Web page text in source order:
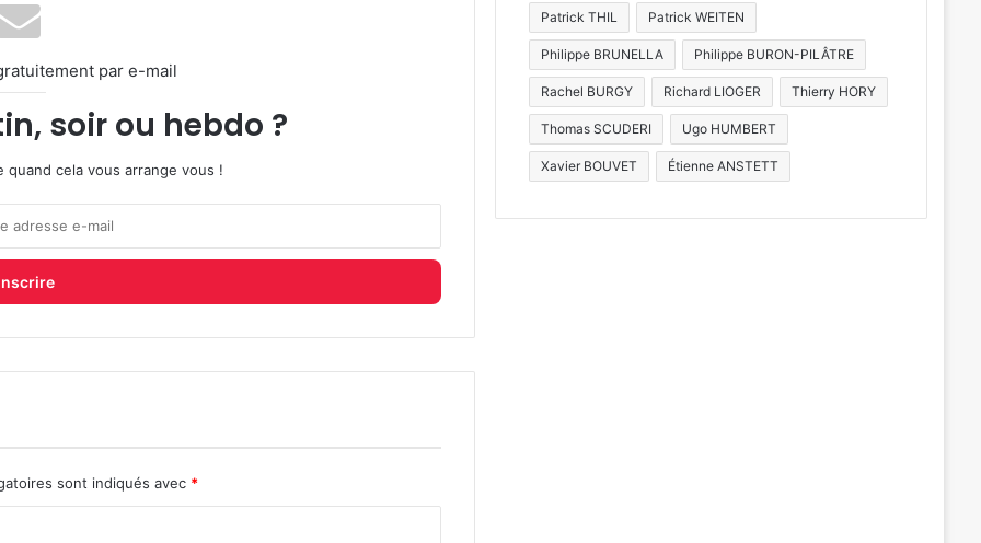
par e-mail
soir ou hebdo ?
quand cela vous arrange vous !
sont indiqués avec *
Patrick THIL Patrick WEITEN
Philippe BRUNELLA Philippe BURON-PILÂTRE
Rachel BURGY Richard LIOGER Thierry HORY
Thomas SCUDERI Ugo HUMBERT
Xavier BOUVET Étienne ANSTETT